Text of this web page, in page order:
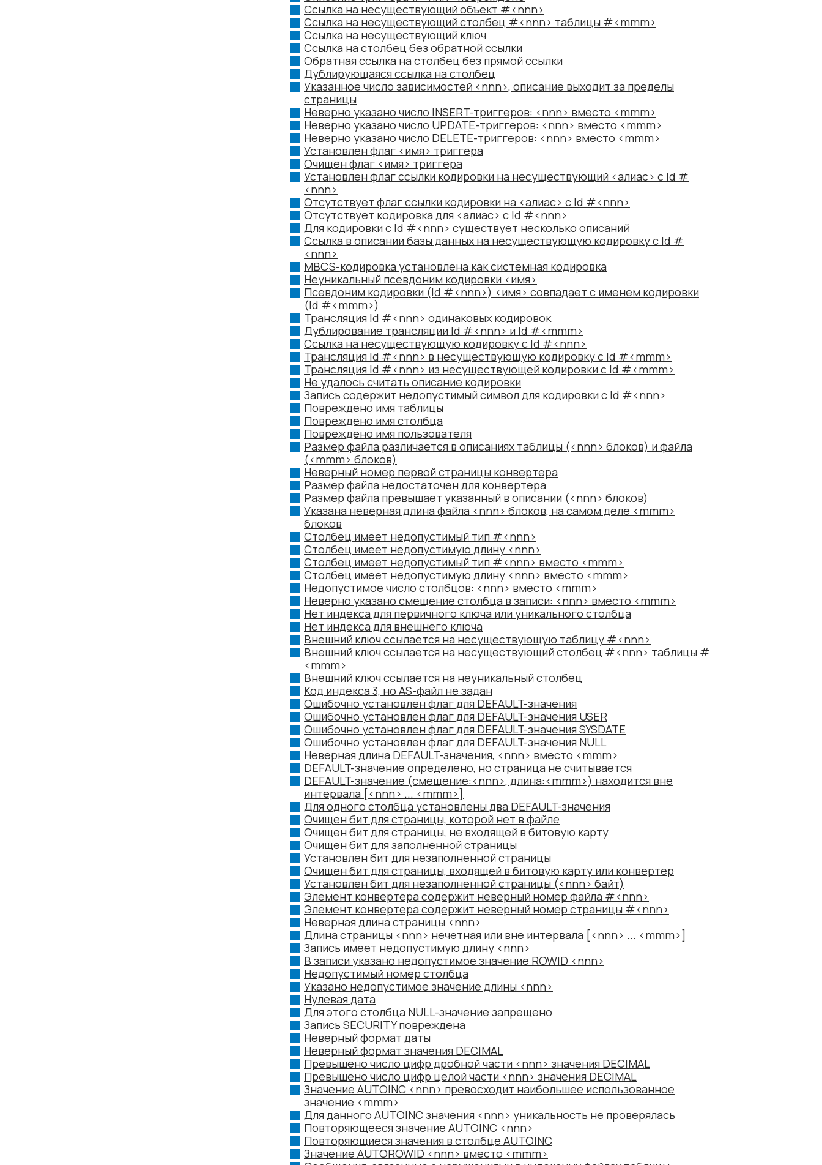
Ссылка на несуществующий объект #<nnn>
Ссылка на несуществующий столбец #<nnn> таблицы #<mmm>
Ссылка на несуществующий ключ
Ссылка на столбец без обратной ссылки
Обратная ссылка на столбец без прямой ссылки
Дублирующаяся ссылка на столбец
Указанное число зависимостей <nnn>, описание выходит за пределы
страницы
Неверно указано число INSERT-триггеров: <nnn> вместо <mmm>
Неверно указано число UPDATE-триггеров: <nnn> вместо <mmm>
Неверно указано число DELETE-триггеров: <nnn> вместо <mmm>
Установлен флаг <имя> триггера
Очищен флаг <имя> триггера
Установлен флаг ссылки кодировки на несуществующий <алиас> с Id #
<nnn>
Отсутствует флаг ссылки кодировки на <алиас> с Id #<nnn>
Отсутствует кодировка для <алиас> с Id #<nnn>
Для кодировки с Id #<nnn> существует несколько описаний
Ссылка в описании базы данных на несуществующую кодировку с Id #
<nnn>
MBCS-кодировка установлена как системная кодировка
Неуникальный псевдоним кодировки <имя>
Псевдоним кодировки (Id #<nnn>) <имя> совпадает с именем кодировки
(Id #<mmm>)
Трансляция Id #<nnn> одинаковых кодировок
Дублирование трансляции Id #<nnn> и Id #<mmm>
Ссылка на несуществующую кодировку с Id #<nnn>
Трансляция Id #<nnn> в несуществующую кодировку с Id #<mmm>
Трансляция Id #<nnn> из несуществующей кодировки с Id #<mmm>
Не удалось считать описание кодировки
Запись содержит недопустимый символ для кодировки с Id #<nnn>
Повреждено имя таблицы
Повреждено имя столбца
Повреждено имя пользователя
Размер файла различается в описаниях таблицы (<nnn> блоков) и файла
(<mmm> блоков)
Неверный номер первой страницы конвертера
Размер файла недостаточен для конвертера
Размер файла превышает указанный в описании (<nnn> блоков)
Указана неверная длина файла <nnn> блоков, на самом деле <mmm>
блоков
Столбец имеет недопустимый тип #<nnn>
Столбец имеет недопустимую длину <nnn>
Столбец имеет недопустимый тип #<nnn> вместо <mmm>
Столбец имеет недопустимую длину <nnn> вместо <mmm>
Недопустимое число столбцов: <nnn> вместо <mmm>
Неверно указано смещение столбца в записи: <nnn> вместо <mmm>
Нет индекса для первичного ключа или уникального столбца
Нет индекса для внешнего ключа
Внешний ключ ссылается на несуществующую таблицу #<nnn>
Внешний ключ ссылается на несуществующий столбец #<nnn> таблицы #
<mmm>
Внешний ключ ссылается на неуникальный столбец
Код индекса 3, но AS-файл не задан
Ошибочно установлен флаг для DEFAULT-значения
Ошибочно установлен флаг для DEFAULT-значения USER
Ошибочно установлен флаг для DEFAULT-значения SYSDATE
Ошибочно установлен флаг для DEFAULT-значения NULL
Неверная длина DEFAULT-значения, <nnn> вместо <mmm>
DEFAULT-значение определено, но страница не считывается
DEFAULT-значение (смещение:<nnn>, длина:<mmm>) находится вне
интервала [<nnn> ... <mmm>]
Для одного столбца установлены два DEFAULT-значения
Очищен бит для страницы, которой нет в файле
Очищен бит для страницы, не входящей в битовую карту
Очищен бит для заполненной страницы
Установлен бит для незаполненной страницы
Очищен бит для страницы, входящей в битовую карту или конвертер
Установлен бит для незаполненной страницы (<nnn> байт)
Элемент конвертера содержит неверный номер файла #<nnn>
Элемент конвертера содержит неверный номер страницы #<nnn>
Неверная длина страницы <nnn>
Длина страницы <nnn> нечетная или вне интервала [<nnn> ... <mmm>]
Запись имеет недопустимую длину <nnn>
В записи указано недопустимое значение ROWID <nnn>
Недопустимый номер столбца
Указано недопустимое значение длины <nnn>
Нулевая дата
Для этого столбца NULL-значение запрещено
Запись SECURITY повреждена
Неверный формат даты
Неверный формат значения DECIMAL
Превышено число цифр дробной части <nnn> значения DECIMAL
Превышено число цифр целой части <nnn> значения DECIMAL
Значение AUTOINC <nnn> превосходит наибольшее использованное
значение <mmm>
Для данного AUTOINC значения <nnn> уникальность не проверялась
Повторяющееся значение AUTOINC <nnn>
Повторяющиеся значения в столбце AUTOINC
Значение AUTOROWID <nnn> вместо <mmm>